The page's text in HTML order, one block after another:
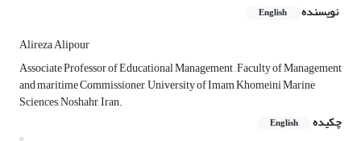
نویسنده English
Alireza Alipour
Associate Professor of Educational Management , Faculty of Management
and maritime Commissioner, University of Imam Khomeini Marine
Sciences, Noshahr, Iran.
چکیده
English